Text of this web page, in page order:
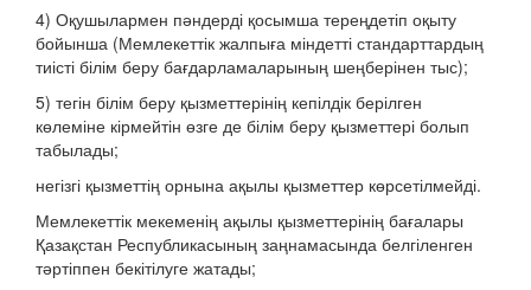
4) Оқушылармен пәндерді қосымша тереңдетіп оқыту
бойынша (Мемлекеттік жалпыға міндетті стандарттардың
тиісті білім беру бағдарламаларының шеңберінен тыс);
5) тегін білім беру қызметтерінің кепілдік берілген
көлеміне кірмейтін өзге де білім беру қызметтері болып
табылады;
негізгі қызметтің орнына ақылы қызметтер көрсетілмейді.
Мемлекеттік мекеменің ақылы қызметтерінің бағалары
Қазақстан Республикасының заңнамасында белгіленген
тәртіппен бекітілуге жатады;